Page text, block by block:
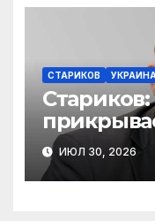
СТАРИКОВ
Ираке и
ИЮЛ 30, 2026